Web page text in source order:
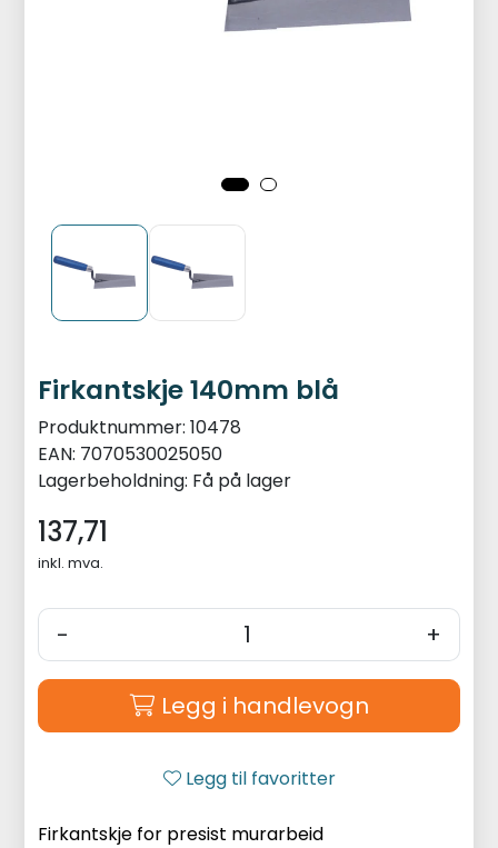
Firkantskje 140mm blå
Produktnummer: 10478
EAN: 7070530025050
Lagerbeholdning: Få på lager
137,71
inkl. mva.
- +
Legg i handlevogn
Legg til favoritter
Firkantskje for presist murarbeid